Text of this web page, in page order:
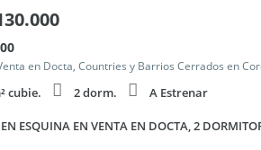
en Docta, Countries y Barrios Cerrados en
cubie. 2 dorm. A Estrenar
ESQUINA EN VENTA EN DOCTA, 2